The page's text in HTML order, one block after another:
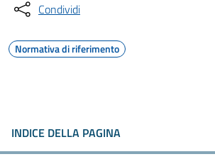
Condividi
Normativa di riferimento
INDICE DELLA PAGINA